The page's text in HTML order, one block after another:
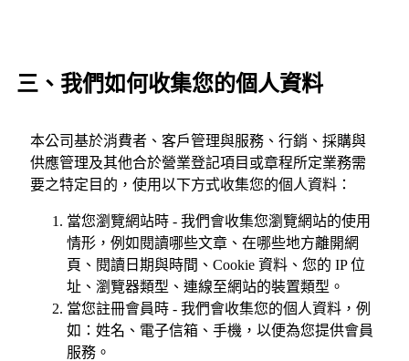
三、我們如何收集您的個人資料
本公司基於消費者、客戶管理與服務、行銷、採購與
供應管理及其他合於營業登記項目或章程所定業務需
要之特定目的，使用以下方式收集您的個人資料：
當您瀏覽網站時 - 我們會收集您瀏覽網站的使用
情形，例如閱讀哪些文章、在哪些地方離開網
頁、閱讀日期與時間、Cookie 資料、您的 IP 位
址、瀏覽器類型、連線至網站的裝置類型。
當您註冊會員時 - 我們會收集您的個人資料，例
如：姓名、電子信箱、手機，以便為您提供會員
服務。